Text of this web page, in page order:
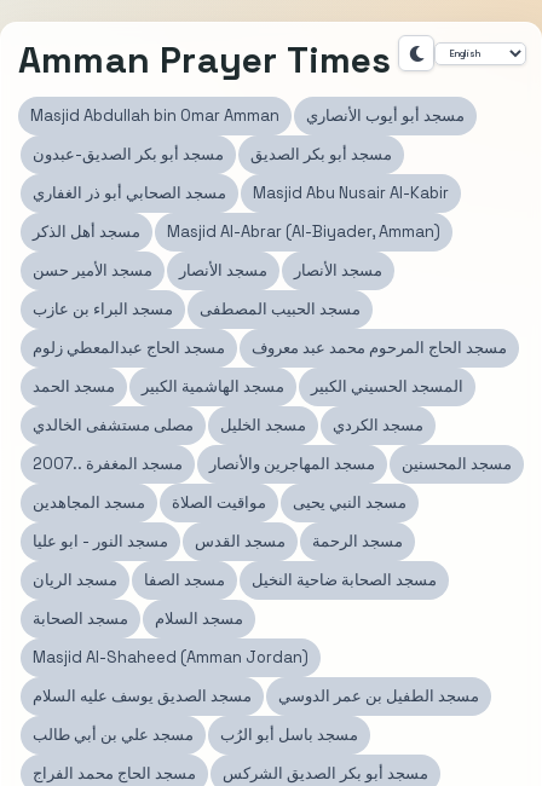
Amman Prayer Times
Masjid Abdullah bin Omar Amman
مسجد أبو أيوب الأنصاري
مسجد أبو بكر الصديق-عبدون
مسجد أبو بكر الصديق
مسجد الصحابي أبو ذر الغفاري
Masjid Abu Nusair Al-Kabir
مسجد أهل الذكر
Masjid Al-Abrar (Al-Biyader, Amman)
مسجد الأمير حسن
مسجد الأنصار
مسجد الأنصار
مسجد البراء بن عازب
مسجد الحبيب المصطفى
مسجد الحاج عبدالمعطي زلوم
مسجد الحاج المرحوم محمد عبد معروف
مسجد الحمد
مسجد الهاشمية الكبير
المسجد الحسيني الكبير
مصلى مستشفى الخالدي
مسجد الخليل
مسجد الكردي
مسجد المغفرة ..2007
مسجد المهاجرين والأنصار
مسجد المحسنين
مسجد المجاهدين
مواقيت الصلاة
مسجد النبي يحيى
مسجد النور - ابو عليا
مسجد القدس
مسجد الرحمة
مسجد الريان
مسجد الصفا
مسجد الصحابة ضاحية النخيل
مسجد الصحابة
مسجد السلام
Masjid Al-Shaheed (Amman Jordan)
مسجد الصديق يوسف عليه السلام
مسجد الطفيل بن عمر الدوسي
مسجد علي بن أبي طالب
مسجد باسل أبو الرُب
مسجد الحاج محمد الفراج
مسجد أبو بكر الصديق الشركس